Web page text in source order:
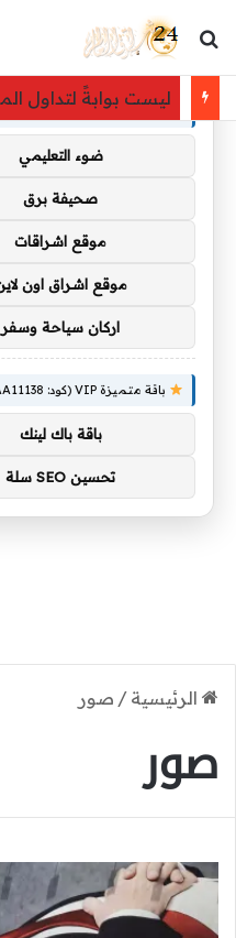
بحث عن
ليست بوابةً لتداول
الرئيسية / صور
صور
توصيات :
باقة متميزة VIP (كود: AA35872):
ضوء التعليمي
صحيفة برق
موقع اشراقات
موقع اشراق اون
اركان سياحة وسفر
باقة متميزة VIP (كود: AA11138):
باقة باك لينك
تحسين SEO سلة